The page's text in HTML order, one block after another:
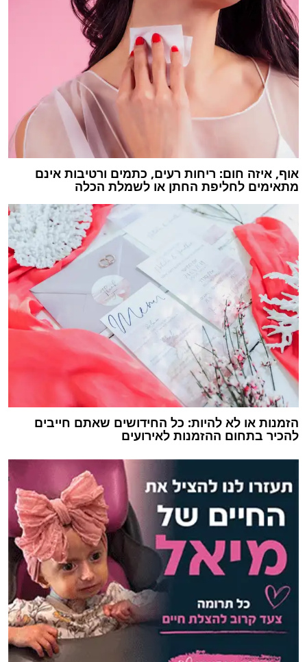
אוף, איזה חום: ריחות רעים, כתמים ורטיבות אינם
מתאימים לחליפת החתן או לשמלת הכלה
הזמנות או לא להיות: כל החידושים שאתם חייבים
להכיר בתחום ההזמנות לאירועים